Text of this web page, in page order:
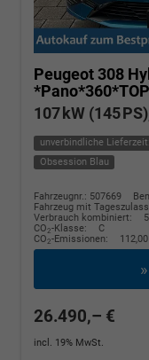
Peugeot 308
107 kW (145
unverbindliche Lieferzeit:
Obsession Blau
Fahrzeugnr.: 507669
Fahrzeug mit
Verbrauch kombiniert:
CO2-Klasse:
C
CO2-Emissionen:
26.490,– €
incl. 19% MwSt.